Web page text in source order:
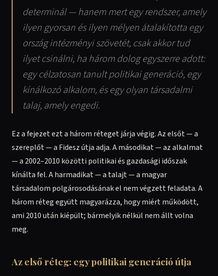
determinál — hanem mert egy rendszer, amely
ilyen gyorsan és ilyen mélyen átalakította egy
ország intézményi szövetét, csak akkor tud
ilyet csinálni, ha három dolog egyszerre adott:
egy célzatosan tanult politikai generáció, egy
kínálkozó alkalom, és egy olyan társadalmi
talaj, amely engedi.
Ez a fejezet ezt a három réteget járja végig. Az elsőt — a
szereplőt — a Fidesz útja adja. A másodikat — az alkalmat
— a 2002–2010 közötti politikai és gazdasági időszak
kínálta fel. A harmadikat — a talajt — a magyar
társadalom polgárosodásának el nem végzett feladata. A
három réteg együtt magyarázza, hogy miért működött,
ami 2010 után kiépült; bármelyik nélkül nem állt volna
meg.
Az első réteg: egy politikai generáció útja